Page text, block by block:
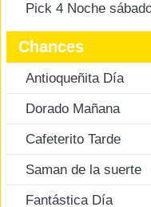
Pick 4 Noche
Chances
Antioqueñita Día
Dorado Mañana
Cafeterito Tarde
Saman de la suerte
Fantástica Día